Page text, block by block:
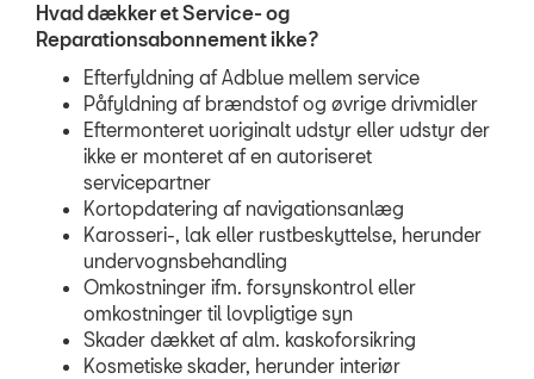
Hvad dækker et Service- og
Reparationsabonnement ikke?
Efterfyldning af Adblue mellem service
Påfyldning af brændstof og øvrige drivmidler
Eftermonteret uoriginalt udstyr eller udstyr der
ikke er monteret af en autoriseret
servicepartner
Kortopdatering af navigationsanlæg
Karosseri-, lak eller rustbeskyttelse, herunder
undervognsbehandling
Omkostninger ifm. forsynskontrol eller
omkostninger til lovpligtige syn
Skader dækket af alm. kaskoforsikring
Kosmetiske skader, herunder interiør